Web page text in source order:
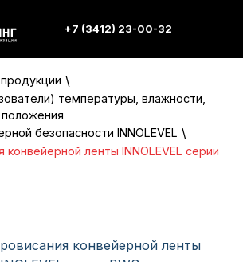
+7 (3412) 23-00-32
\
температуры, влажности,
безопасности INNOLEVEL \
конвейерной ленты INNOLEVEL серии